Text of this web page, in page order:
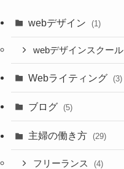
webデザイン (1)
webデザインスクール
Webライティング (3)
ブログ (5)
主婦の働き方 (29)
フリーランス (4)